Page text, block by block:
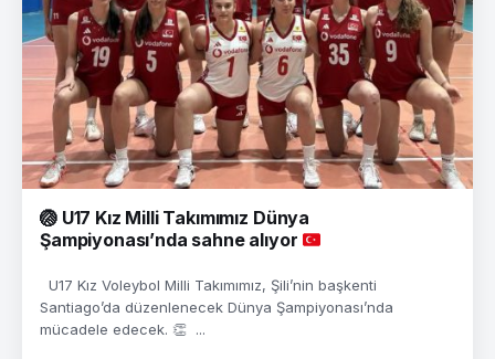
🏐U17 Kız Milli Takımımız Dünya
Şampiyonası’nda sahne alıyor
U17 Kız Voleybol Milli Takımımız, Şili’nin başkenti
Santiago’da düzenlenecek Dünya Şampiyonası’nda
mücadele edecek. 👏 ...